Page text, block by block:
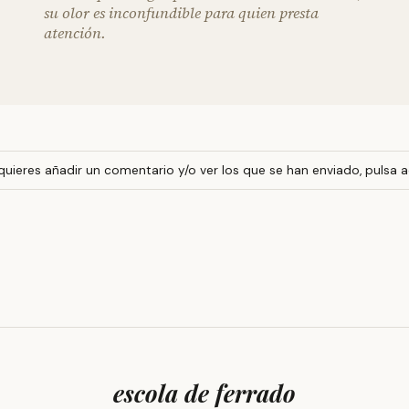
su olor es inconfundible para quien presta
atención.
añadir un comentario y/o ver los que se han enviado, pulsa
escola de ferrado